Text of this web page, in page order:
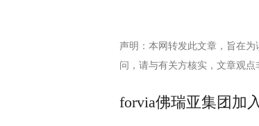
声明：本网转发此文章，旨在
问，请与有关方核实，文章观点
forvia佛瑞亚集团加